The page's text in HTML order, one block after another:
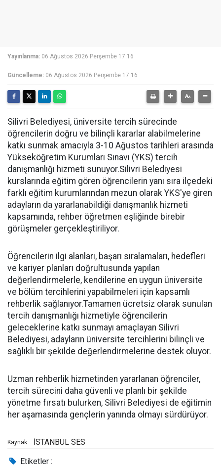
Yayınlanma: 06 Ağustos 2026 Perşembe 17:16
Güncelleme: 06 Ağustos 2026 Perşembe 17:16
Silivri Belediyesi, üniversite tercih sürecinde
öğrencilerin doğru ve bilinçli kararlar alabilmelerine
katkı sunmak amacıyla 3-10 Ağustos tarihleri arasında
Yükseköğretim Kurumları Sınavı (YKS) tercih
danışmanlığı hizmeti sunuyor.Silivri Belediyesi
kurslarında eğitim gören öğrencilerin yanı sıra ilçedeki
farklı eğitim kurumlarından mezun olarak YKS'ye giren
adayların da yararlanabildiği danışmanlık hizmeti
kapsamında, rehber öğretmen eşliğinde birebir
görüşmeler gerçekleştiriliyor.
Öğrencilerin ilgi alanları, başarı sıralamaları, hedefleri
ve kariyer planları doğrultusunda yapılan
değerlendirmelerle, kendilerine en uygun üniversite
ve bölüm tercihlerini yapabilmeleri için kapsamlı
rehberlik sağlanıyor.Tamamen ücretsiz olarak sunulan
tercih danışmanlığı hizmetiyle öğrencilerin
geleceklerine katkı sunmayı amaçlayan Silivri
Belediyesi, adayların üniversite tercihlerini bilinçli ve
sağlıklı bir şekilde değerlendirmelerine destek oluyor.
Uzman rehberlik hizmetinden yararlanan öğrenciler,
tercih sürecini daha güvenli ve planlı bir şekilde
yönetme fırsatı bulurken, Silivri Belediyesi de eğitimin
her aşamasında gençlerin yanında olmayı sürdürüyor.
Kaynak: İSTANBUL SES
Etiketler :